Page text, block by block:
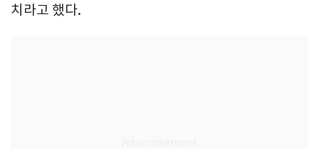
치라고 했다.